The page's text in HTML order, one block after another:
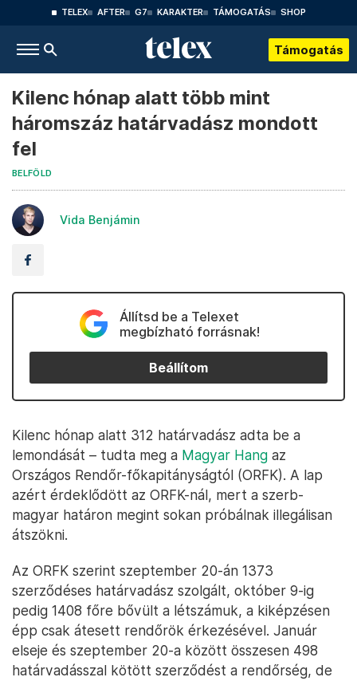
TELEX AFTER G7 KARAKTER TÁMOGATÁS SHOP
Támogatás
Kilenc hónap alatt több mint
háromszáz határvadász mondott
fel
BELFÖLD
Vida Benjámin
Állítsd be a Telexet
megbízható forrásnak!
Beállítom
Kilenc hónap alatt 312 határvadász adta be a
lemondását – tudta meg a Magyar Hang az
Országos Rendőr-főkapitányságtól (ORFK). A lap
azért érdeklődött az ORFK-nál, mert a szerb-
magyar határon megint sokan próbálnak illegálisan
átszökni.
Az ORFK szerint szeptember 20-án 1373
szerződéses határvadász szolgált, október 9-ig
pedig 1408 főre bővült a létszámuk, a kiképzésen
épp csak átesett rendőrök érkezésével. Január
elseje és szeptember 20-a között összesen 498
határvadásszal kötött szerződést a rendőrség, de